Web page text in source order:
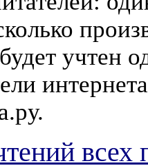
учтен
всех